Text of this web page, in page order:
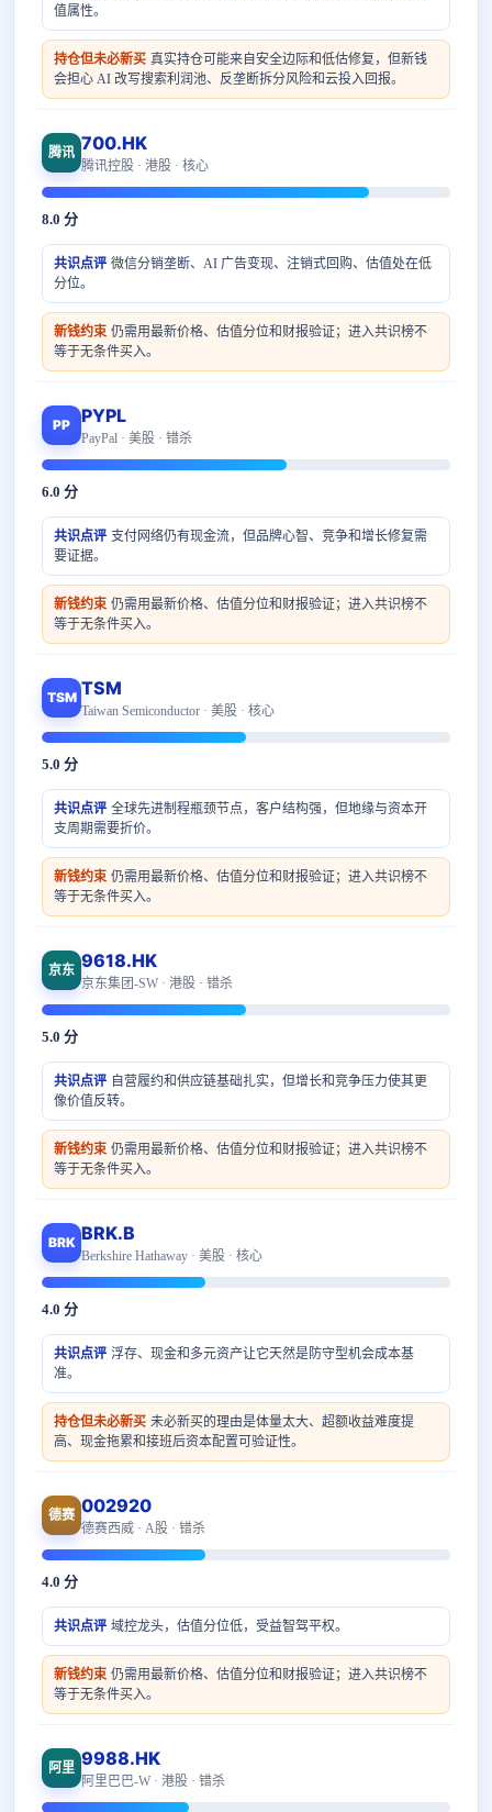
值属性。
持仓但未必新买 真实持仓可能来自安全边际和低估修复，但新钱
会担心 AI 改写搜索利润池、反垄断拆分风险和云投入回报。
腾讯 700.HK
腾讯控股 · 港股 · 核心
8.0 分
共识点评 微信分销垄断、AI 广告变现、注销式回购、估值处在低
分位。
新钱约束 仍需用最新价格、估值分位和财报验证；进入共识榜不
等于无条件买入。
PP PYPL
PayPal · 美股 · 错杀
6.0 分
共识点评 支付网络仍有现金流，但品牌心智、竞争和增长修复需
要证据。
新钱约束 仍需用最新价格、估值分位和财报验证；进入共识榜不
等于无条件买入。
TSM TSM
Taiwan Semiconductor · 美股 · 核心
5.0 分
共识点评 全球先进制程瓶颈节点，客户结构强，但地缘与资本开
支周期需要折价。
新钱约束 仍需用最新价格、估值分位和财报验证；进入共识榜不
等于无条件买入。
京东 9618.HK
京东集团-SW · 港股 · 错杀
5.0 分
共识点评 自营履约和供应链基础扎实，但增长和竞争压力使其更
像价值反转。
新钱约束 仍需用最新价格、估值分位和财报验证；进入共识榜不
等于无条件买入。
BRK BRK.B
Berkshire Hathaway · 美股 · 核心
4.0 分
共识点评 浮存、现金和多元资产让它天然是防守型机会成本基
准。
持仓但未必新买 未必新买的理由是体量太大、超额收益难度提
高、现金拖累和接班后资本配置可验证性。
德赛 002920
德赛西威 · A股 · 错杀
4.0 分
共识点评 域控龙头，估值分位低，受益智驾平权。
新钱约束 仍需用最新价格、估值分位和财报验证；进入共识榜不
等于无条件买入。
阿里 9988.HK
阿里巴巴-W · 港股 · 错杀